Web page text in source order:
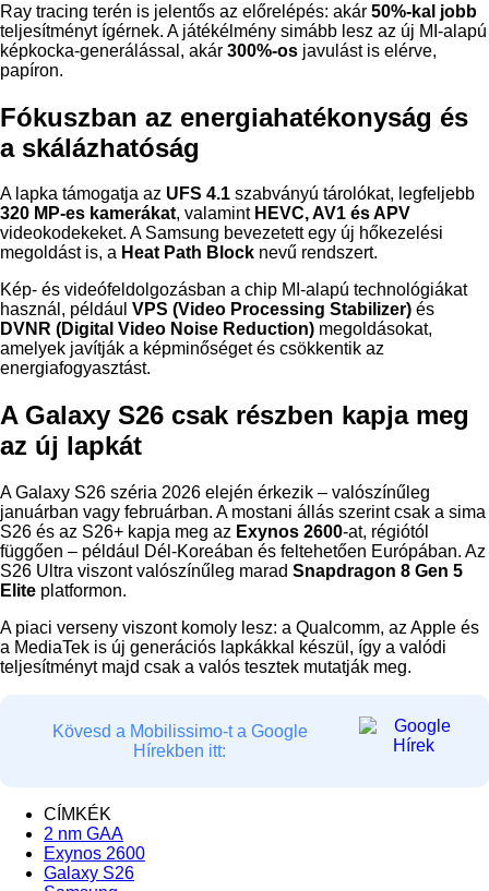
Ray tracing terén is jelentős az előrelépés: akár 50%-kal jobb
teljesítményt ígérnek. A játékélmény simább lesz az új MI-alapú
képkocka-generálással, akár 300%-os javulást is elérve,
papíron.
Fókuszban az energiahatékonyság és
a skálázhatóság
A lapka támogatja az UFS 4.1 szabványú tárolókat, legfeljebb
320 MP-es kamerákat, valamint HEVC, AV1 és APV
videokodekeket. A Samsung bevezetett egy új hőkezelési
megoldást is, a Heat Path Block nevű rendszert.
Kép- és videófeldolgozásban a chip MI-alapú technológiákat
használ, például VPS (Video Processing Stabilizer) és
DVNR (Digital Video Noise Reduction) megoldásokat,
amelyek javítják a képminőséget és csökkentik az
energiafogyasztást.
A Galaxy S26 csak részben kapja meg
az új lapkát
A Galaxy S26 széria 2026 elején érkezik – valószínűleg
januárban vagy februárban. A mostani állás szerint csak a sima
S26 és az S26+ kapja meg az Exynos 2600-at, régiótól
függően – például Dél-Koreában és feltehetően Európában. Az
S26 Ultra viszont valószínűleg marad Snapdragon 8 Gen 5
Elite platformon.
A piaci verseny viszont komoly lesz: a Qualcomm, az Apple és
a MediaTek is új generációs lapkákkal készül, így a valódi
teljesítményt majd csak a valós tesztek mutatják meg.
Kövesd a Mobilissimo-t a Google
Hírekben itt:
CÍMKÉK
2 nm GAA
Exynos 2600
Galaxy S26